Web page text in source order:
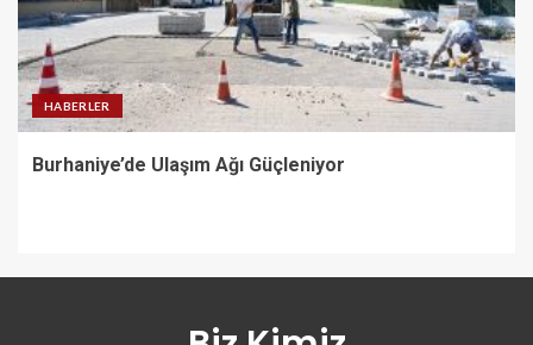
HABERLER
Burhaniye’de Ulaşım Ağı Güçleniyor